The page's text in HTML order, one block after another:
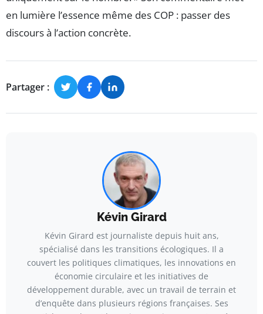
en lumière l’essence même des COP : passer des
discours à l’action concrète.
Partager :
Kévin Girard
Kévin Girard est journaliste depuis huit ans,
spécialisé dans les transitions écologiques. Il a
couvert les politiques climatiques, les innovations en
économie circulaire et les initiatives de
développement durable, avec un travail de terrain et
d’enquête dans plusieurs régions françaises. Ses